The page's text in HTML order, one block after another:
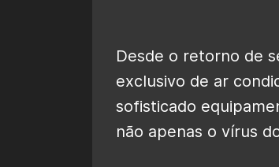
Desde o retorno de
exclusivo de ar
sofisticado
não apenas o vírus